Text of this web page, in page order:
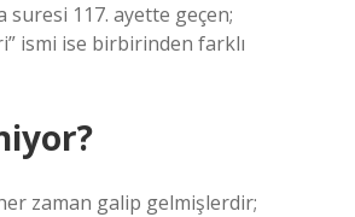
suresi 117. ayette geçen;
ismi ise birbirinden farklı
zaman galip gelmişlerdir;